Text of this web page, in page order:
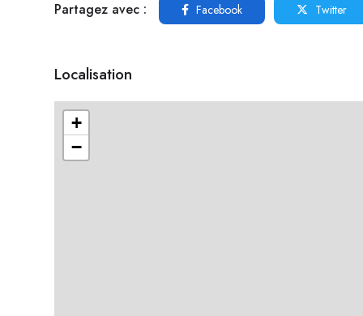
Partagez avec : Facebook Twitter
Localisation
+
−